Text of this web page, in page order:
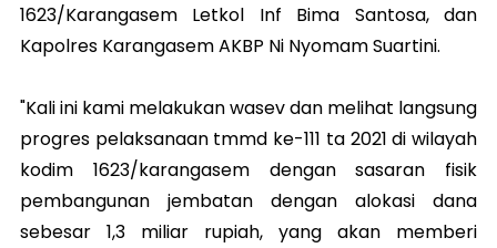
1623/Karangasem Letkol Inf Bima Santosa, dan
Kapolres Karangasem AKBP Ni Nyomam Suartini.
"Kali ini kami melakukan wasev dan melihat langsung
progres pelaksanaan tmmd ke-111 ta 2021 di wilayah
kodim 1623/karangasem dengan sasaran fisik
pembangunan jembatan dengan alokasi dana
sebesar 1,3 miliar rupiah, yang akan memberi